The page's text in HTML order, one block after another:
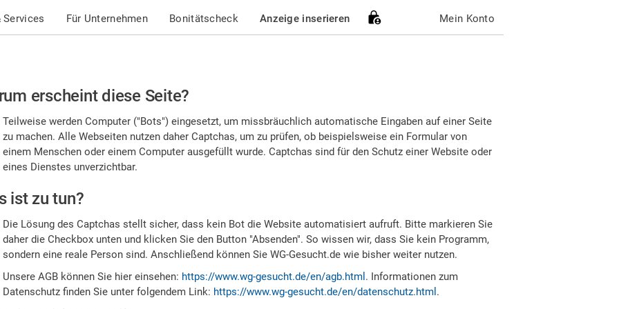
Services Für Unternehmen Bonitätscheck Anzeige inserieren Mein Konto
erscheint diese Seite?
Teilweise werden Computer ("Bots") eingesetzt, um missbräuchlich automatische Eingaben auf einer Seite
zu machen. Alle Webseiten nutzen daher Captchas, um zu prüfen, ob beispielsweise ein Formular von
einem Menschen oder einem Computer ausgefüllt wurde. Captchas sind für den Schutz einer Website oder
eines Dienstes unverzichtbar.
ist zu tun?
Die Lösung des Captchas stellt sicher, dass kein Bot die Website automatisiert aufruft. Bitte markieren Sie
daher die Checkbox unten und klicken Sie den Button "Absenden". So wissen wir, dass Sie kein Programm,
sondern eine reale Person sind. Anschließend können Sie WG-Gesucht.de wie bisher weiter nutzen.
Unsere AGB können Sie hier einsehen: https://www.wg-gesucht.de/en/agb.html . Informationen zum
Datenschutz finden Sie unter folgendem Link: https://www.wg-gesucht.de/en/datenschutz.html .